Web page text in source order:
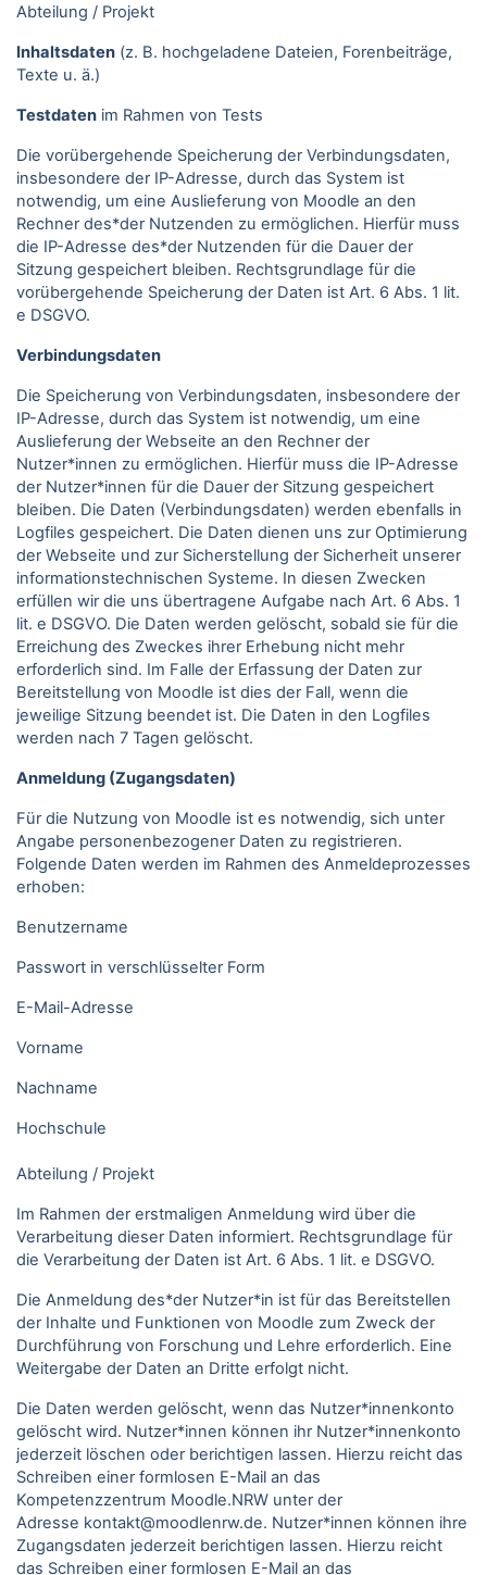
Abteilung / Projekt
Inhaltsdaten (z. B. hochgeladene Dateien, Forenbeiträge,
Texte u. ä.)
Testdaten im Rahmen von Tests
Die vorübergehende Speicherung der Verbindungsdaten,
insbesondere der IP-Adresse, durch das System ist
notwendig, um eine Auslieferung von Moodle an den
Rechner des*der Nutzenden zu ermöglichen. Hierfür muss
die IP-Adresse des*der Nutzenden für die Dauer der
Sitzung gespeichert bleiben. Rechtsgrundlage für die
vorübergehende Speicherung der Daten ist Art. 6 Abs. 1 lit.
e DSGVO.
Verbindungsdaten
Die Speicherung von Verbindungsdaten, insbesondere der
IP-Adresse, durch das System ist notwendig, um eine
Auslieferung der Webseite an den Rechner der
Nutzer*innen zu ermöglichen. Hierfür muss die IP-Adresse
der Nutzer*innen für die Dauer der Sitzung gespeichert
bleiben. Die Daten (Verbindungsdaten) werden ebenfalls in
Logfiles gespeichert. Die Daten dienen uns zur Optimierung
der Webseite und zur Sicherstellung der Sicherheit unserer
informationstechnischen Systeme. In diesen Zwecken
erfüllen wir die uns übertragene Aufgabe nach Art. 6 Abs. 1
lit. e DSGVO. Die Daten werden gelöscht, sobald sie für die
Erreichung des Zweckes ihrer Erhebung nicht mehr
erforderlich sind. Im Falle der Erfassung der Daten zur
Bereitstellung von Moodle ist dies der Fall, wenn die
jeweilige Sitzung beendet ist. Die Daten in den Logfiles
werden nach 7 Tagen gelöscht.
Anmeldung (Zugangsdaten)
Für die Nutzung von Moodle ist es notwendig, sich unter
Angabe personenbezogener Daten zu registrieren.
Folgende Daten werden im Rahmen des Anmeldeprozesses
erhoben:
Benutzername
Passwort in verschlüsselter Form
E-Mail-Adresse
Vorname
Nachname
Hochschule
Abteilung / Projekt
Im Rahmen der erstmaligen Anmeldung wird über die
Verarbeitung dieser Daten informiert. Rechtsgrundlage für
die Verarbeitung der Daten ist Art. 6 Abs. 1 lit. e DSGVO.
Die Anmeldung des*der Nutzer*in ist für das Bereitstellen
der Inhalte und Funktionen von Moodle zum Zweck der
Durchführung von Forschung und Lehre erforderlich. Eine
Weitergabe der Daten an Dritte erfolgt nicht.
Die Daten werden gelöscht, wenn das Nutzer*innenkonto
gelöscht wird. Nutzer*innen können ihr Nutzer*innenkonto
jederzeit löschen oder berichtigen lassen. Hierzu reicht das
Schreiben einer formlosen E-Mail an das
Kompetenzzentrum Moodle.NRW unter der
Adresse kontakt@moodlenrw.de. Nutzer*innen können ihre
Zugangsdaten jederzeit berichtigen lassen. Hierzu reicht
das Schreiben einer formlosen E-Mail an das